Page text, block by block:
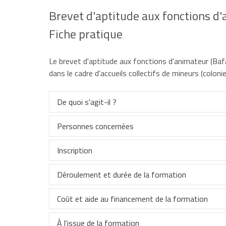
Brevet d'aptitude aux fonctions
Fiche pratique
Le brevet d'aptitude aux fonctions d'animateur
dans le cadre d'accueils collectifs de mineurs
De quoi s'agit-il ?
La formation au Bafa a pour objectif de vous
assurer la sécurité physique et morale des
conduites addictives ou aux
Personnes concernées
Pour suivre la formation au Bafa, vous devez
formation (générale), mais l'inscription
Inscription
Vous devez vous inscrire sur internet en
Cette inscription vous donne accès à un livret
Déroulement et durée de la formation
Pour obtenir le diplôme du Bafa, vous devez
déroulent obligatoirement dans l'ordre suivant :
Coût et aide au financement de la formation
À l'issue de la formation